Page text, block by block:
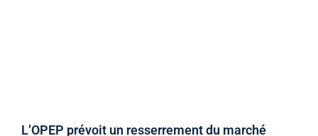
L’OPEP prévoit un resserrement du marché